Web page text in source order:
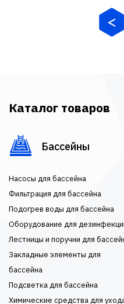
Каталог товаров
Бассейны
Насосы для бассейна
Фильтрация для бассейна
Подогрев воды для бассейна
Оборудование для
Лестницы и поручни для
Закладные элементы для
бассейна
Подсветка для бассейна
Химические средства для